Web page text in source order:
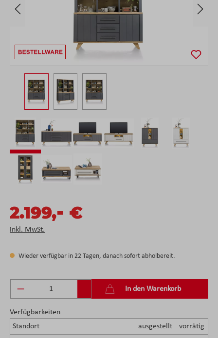
2.199,- €
inkl. MwSt.
Wieder verfügbar in 22 Tagen, danach sofort abholbereit.
Produkt Anzahl: Gib den gewünschten Wert
In den Warenkorb
Verfügbarkeiten
Standort
ausgestellt vorrätig